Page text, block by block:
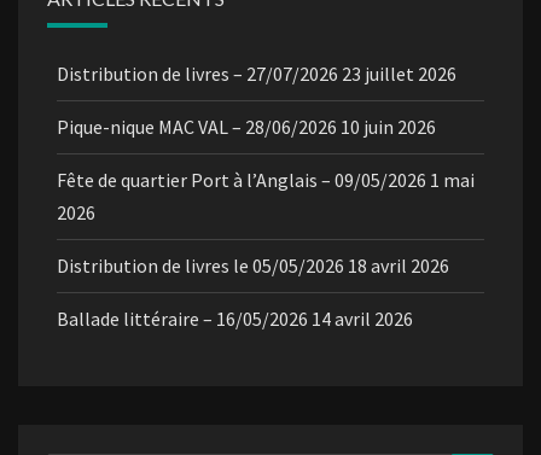
Distribution de livres – 27/07/2026 23 juillet 2026
Pique-nique MAC VAL – 28/06/2026 10 juin 2026
Fête de quartier Port à l’Anglais – 09/05/2026 1 mai
2026
Distribution de livres le 05/05/2026 18 avril 2026
Ballade littéraire – 16/05/2026 14 avril 2026